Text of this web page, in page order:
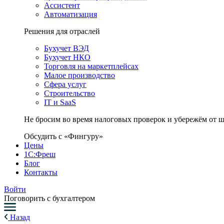
Ассистент
Автоматизация
Решения для отраслей
Бухучет ВЭД
Бухучет НКО
Торговля на маркетплейсах
Малое производство
Сфера услуг
Строительство
IT и SaaS
Не бросим во время налоговых проверок и убережём от
Обсудить с «Фингуру»
Цены
1С:Фреш
Блог
Контакты
Войти
Поговорить с бухгалтером
Назад